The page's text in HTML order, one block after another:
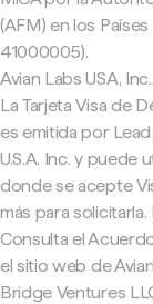
(AFM) en los
41000005).
Avian Labs USA,
La Tarjeta Visa de
es emitida por
U.S.A. Inc. y puede
donde se acepte
más para
Consulta el
el sitio web de
Bridge Ventures